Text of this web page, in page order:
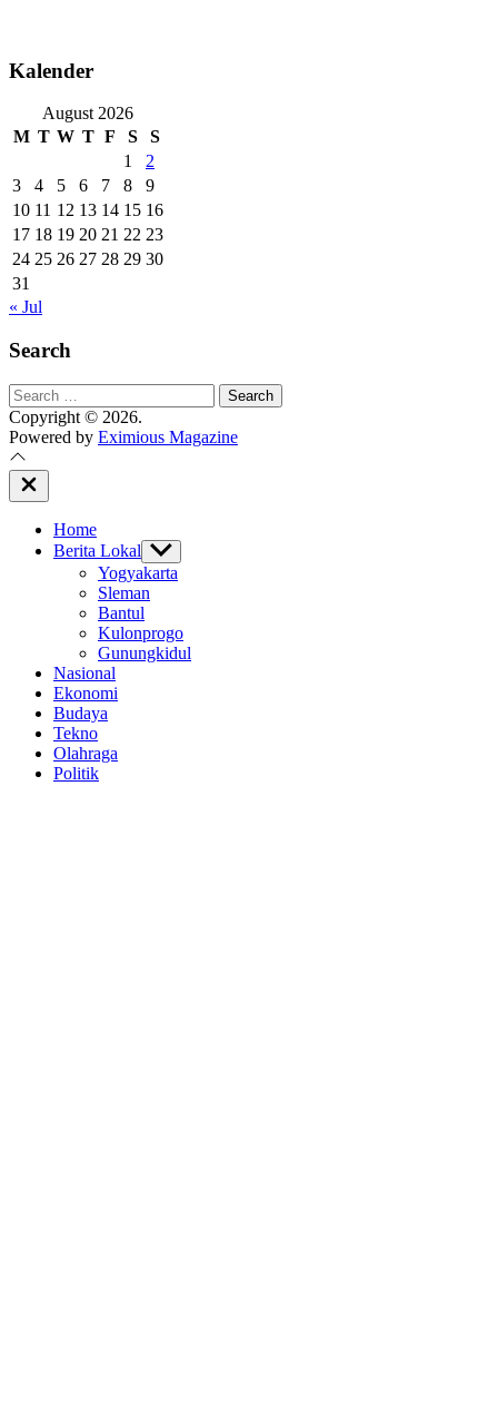
Kalender
August 2026
M T W T F S
S
1
2
3
4 5 6 7 8
9
10 11 12 13 14 15 16
17 18 19 20 21 22 23
24 25 26 27 28 29 30
31
« Jul
Search
Search
for:
Copyright © 2026.
Powered by Eximious Magazine
Close
Off
Home
Berita Lokal Show
sub
menu
Yogyakarta
Sleman
Bantul
Kulonprogo
Gunungkidul
Nasional
Ekonomi
Budaya
Tekno
Olahraga
Politik